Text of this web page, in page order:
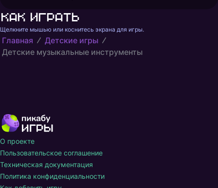
Как играть
Щелкните мышью или коснитесь экрана для игры.
Главная
Детские игры
Детские музыкальные инструменты
О проекте
Пользовательское соглашение
Техническая документация
Политика конфиденциальности